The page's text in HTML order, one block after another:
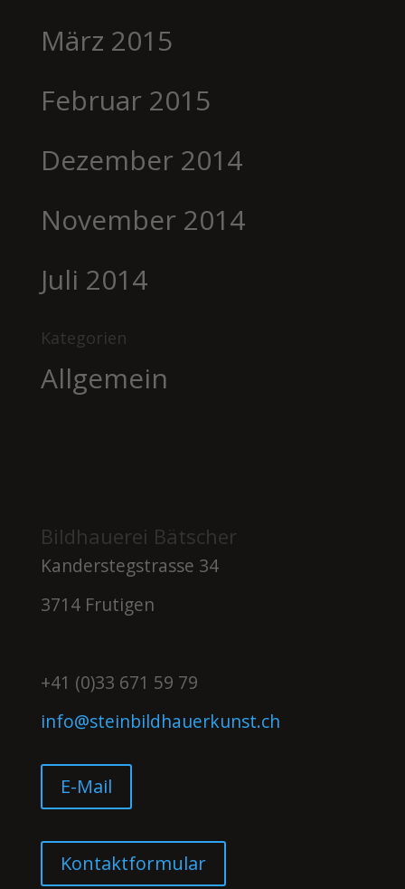
März 2015
Februar 2015
Dezember 2014
November 2014
Juli 2014
Kategorien
Allgemein
Bildhauerei Bätscher
Kanderstegstrasse 34
3714 Frutigen
+41 (0)33 671 59 79
info@steinbildhauerkunst.ch
E-Mail
Kontaktformular